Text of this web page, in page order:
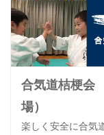
合気道桔梗会
場）
楽しく安全に合気